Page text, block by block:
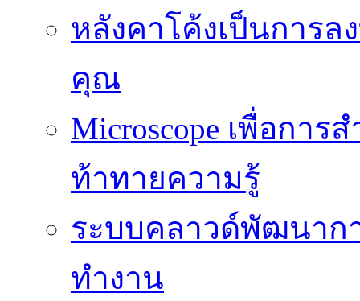
หลังคาโค้งเป็นการ
คุณ
Microscope เพื่อกา
ท้าทายความรู้
ระบบคลาวด์พัฒนาก
ทำงาน